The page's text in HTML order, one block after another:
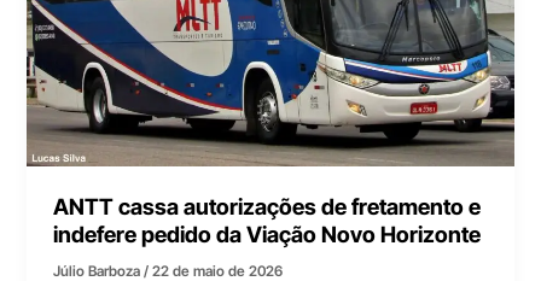
ANTT cassa autorizações de fretamento e
indefere pedido da Viação Novo Horizonte
Júlio Barboza/22 de maio de 2026